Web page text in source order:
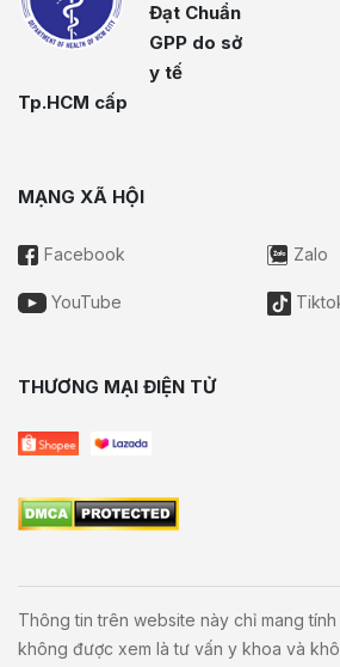
Đạt Chuẩn
GPP do sở
y tế
Tp.HCM cấp
MẠNG XÃ HỘI
Facebook Zalo
YouTube
THƯƠNG MẠI ĐIỆN TỬ
Thông tin trên website này chỉ mang
không được xem là tư vấn y khoa và